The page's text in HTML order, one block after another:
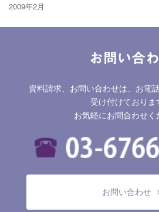
2009年2月
お問い合
資料請求、お問い合わせは、お電
受け付けておりま
お気軽にお問合わせく
お問い合わせ